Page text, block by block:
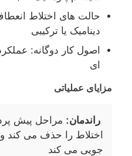
دستگاه فرآوري
لوازم جانبی دستگاه
قالب گیری سیلیکون مایع
حالت های اختلاط
دینامیک یا ترکیبی
اصول کار دوگانه:
ای
مزایای عملیاتی
راندمان: مراحل پیش
اختلاط را حذف می کند
جویی می کند